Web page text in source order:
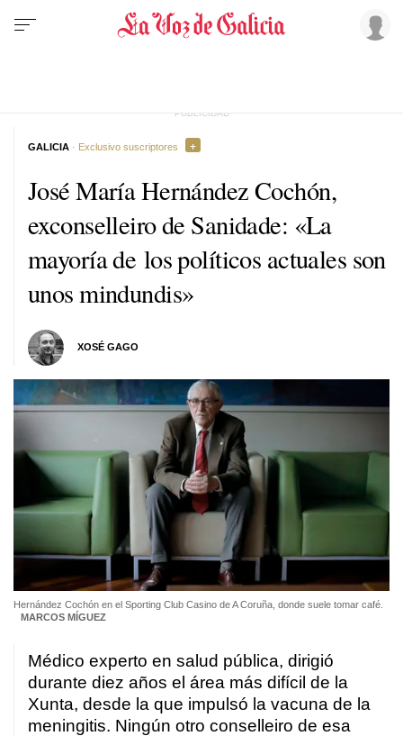
José María Hernández Cochón,
exconselleiro de Sanidade: «La
mayoría de los políticos actuales son
unos mindundis»
XOSÉ GAGO
GALICIA · Exclusivo suscriptores
Hernández Cochón en el Sporting Club Casino de A Coruña, donde suele tomar café.
MARCOS MÍGUEZ
Médico experto en salud pública, dirigió
durante diez años el área más difícil de la
Xunta, desde la que impulsó la vacuna de la
meningitis. Ningún otro conselleiro de esa